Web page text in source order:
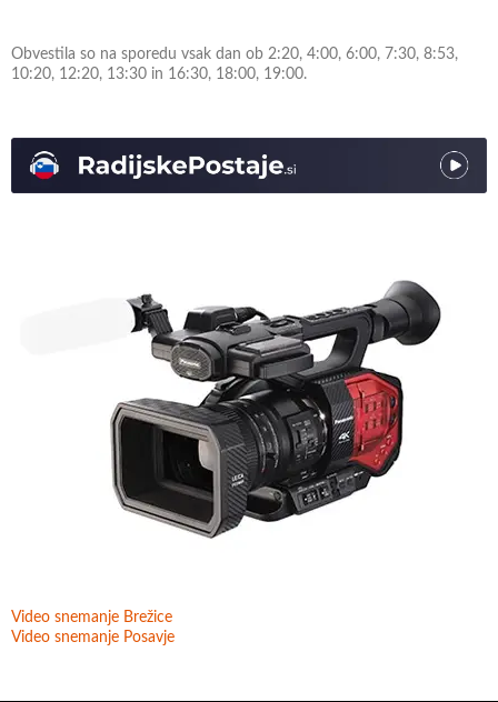
Obvestila so na sporedu vsak dan ob 2:20, 4:00, 6:00, 7:30, 8:53,
10:20, 12:20, 13:30 in 16:30, 18:00, 19:00.
Video snemanje Brežice
Video snemanje Posavje